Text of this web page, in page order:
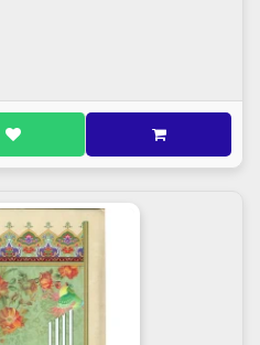
1. آیه 63 سوره حج؛ رنگ سبز زمین39
«الذی جعل لكم من الشجر
توقدون»؛ [خداوند] همانكه
ایجاد كرد و شما به واسطه
مترجم : استاد شیخ حسین
ناشر : انتشارات هادی مجد